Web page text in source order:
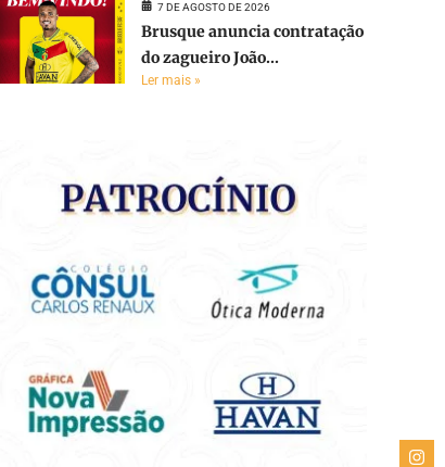
7 DE AGOSTO DE 2026
Brusque anuncia contratação
do zagueiro João...
Ler mais »